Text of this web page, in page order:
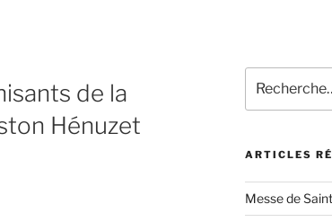
de la
Hénuzet
pour
:
ARTICLES
Messe de